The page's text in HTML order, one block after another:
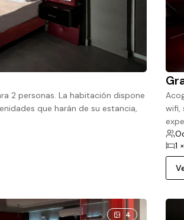
2 personas. La habitación dispone
que harán de su estancia,
wifi,
1
4